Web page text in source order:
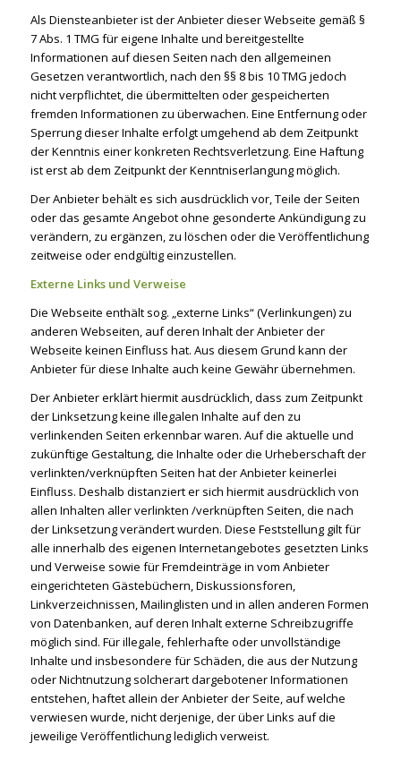
Als Diensteanbieter ist der Anbieter dieser Webseite gemäß §
7 Abs. 1 TMG für eigene Inhalte und bereitgestellte
Informationen auf diesen Seiten nach den allgemeinen
Gesetzen verantwortlich, nach den §§ 8 bis 10 TMG jedoch
nicht verpflichtet, die übermittelten oder gespeicherten
fremden Informationen zu überwachen. Eine Entfernung oder
Sperrung dieser Inhalte erfolgt umgehend ab dem Zeitpunkt
der Kenntnis einer konkreten Rechtsverletzung. Eine Haftung
ist erst ab dem Zeitpunkt der Kenntniserlangung möglich.
Der Anbieter behält es sich ausdrücklich vor, Teile der Seiten
oder das gesamte Angebot ohne gesonderte Ankündigung zu
verändern, zu ergänzen, zu löschen oder die Veröffentlichung
zeitweise oder endgültig einzustellen.
Externe Links und Verweise
Die Webseite enthält sog. „externe Links“ (Verlinkungen) zu
anderen Webseiten, auf deren Inhalt der Anbieter der
Webseite keinen Einfluss hat. Aus diesem Grund kann der
Anbieter für diese Inhalte auch keine Gewähr übernehmen.
Der Anbieter erklärt hiermit ausdrücklich, dass zum Zeitpunkt
der Linksetzung keine illegalen Inhalte auf den zu
verlinkenden Seiten erkennbar waren. Auf die aktuelle und
zukünftige Gestaltung, die Inhalte oder die Urheberschaft der
verlinkten/verknüpften Seiten hat der Anbieter keinerlei
Einfluss. Deshalb distanziert er sich hiermit ausdrücklich von
allen Inhalten aller verlinkten /verknüpften Seiten, die nach
der Linksetzung verändert wurden. Diese Feststellung gilt für
alle innerhalb des eigenen Internetangebotes gesetzten Links
und Verweise sowie für Fremdeinträge in vom Anbieter
eingerichteten Gästebüchern, Diskussionsforen,
Linkverzeichnissen, Mailinglisten und in allen anderen Formen
von Datenbanken, auf deren Inhalt externe Schreibzugriffe
möglich sind. Für illegale, fehlerhafte oder unvollständige
Inhalte und insbesondere für Schäden, die aus der Nutzung
oder Nichtnutzung solcherart dargebotener Informationen
entstehen, haftet allein der Anbieter der Seite, auf welche
verwiesen wurde, nicht derjenige, der über Links auf die
jeweilige Veröffentlichung lediglich verweist.